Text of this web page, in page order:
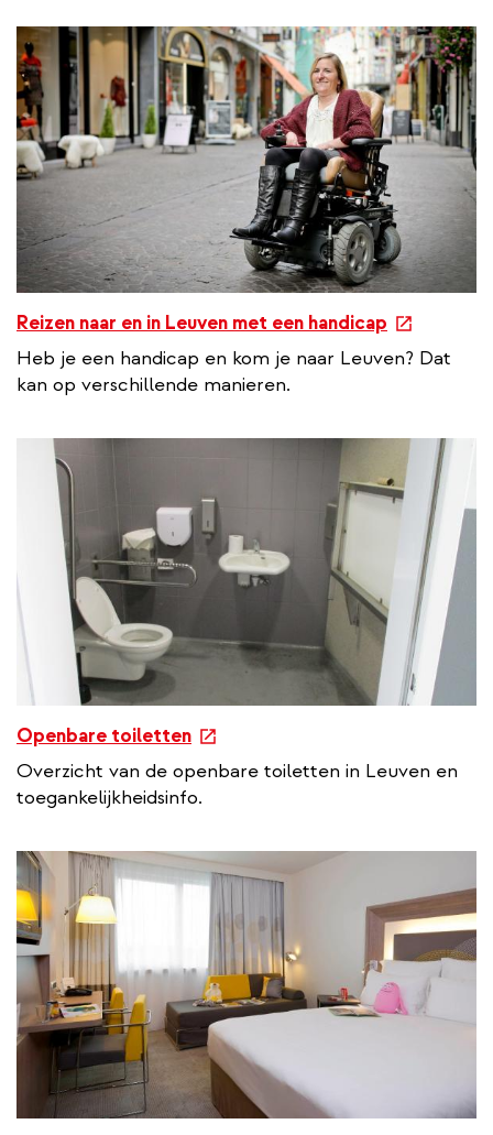
Reizen naar en in Leuven met een handicap
e
x
t
n
k
Heb je een handicap en kom je naar Leuven? Dat
kan op verschillende manieren.
Openbare toiletten
e
x
t
n
a
l
l
n
k
Overzicht van de openbare toiletten in Leuven en
toegankelijkheidsinfo.